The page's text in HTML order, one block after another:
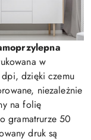
w
dzięki czemu
niezależnie
na folię
gramatrurze 50
druk są